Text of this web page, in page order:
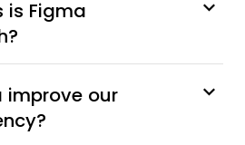
is Figma
improve our